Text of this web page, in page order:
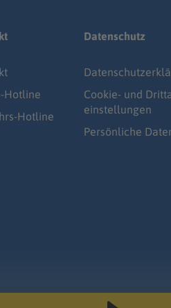
Hotline
Hotline
Datenschutz
Cookie- und
einstellungen
Persönliche